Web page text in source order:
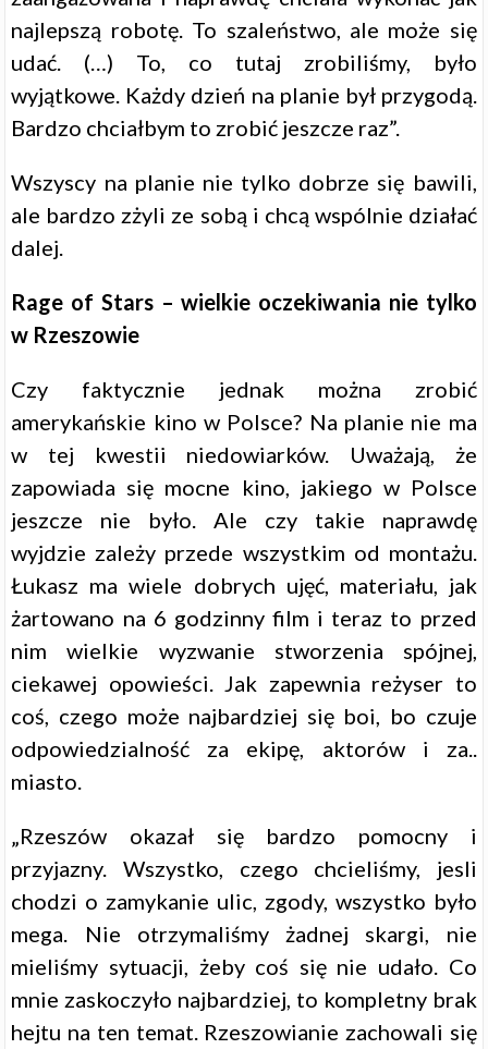
najlepszą robotę. To szaleństwo, ale może się
udać. (…) To, co tutaj zrobiliśmy, było
wyjątkowe. Każdy dzień na planie był przygodą.
Bardzo chciałbym to zrobić jeszcze raz”.
Wszyscy na planie nie tylko dobrze się bawili,
ale bardzo zżyli ze sobą i chcą wspólnie działać
dalej.
Rage of Stars – wielkie oczekiwania nie tylko
w Rzeszowie
Czy faktycznie jednak można zrobić
amerykańskie kino w Polsce? Na planie nie ma
w tej kwestii niedowiarków. Uważają, że
zapowiada się mocne kino, jakiego w Polsce
jeszcze nie było. Ale czy takie naprawdę
wyjdzie zależy przede wszystkim od montażu.
Łukasz ma wiele dobrych ujęć, materiału, jak
żartowano na 6 godzinny film i teraz to przed
nim wielkie wyzwanie stworzenia spójnej,
ciekawej opowieści. Jak zapewnia reżyser to
coś, czego może najbardziej się boi, bo czuje
odpowiedzialność za ekipę, aktorów i za..
miasto.
„Rzeszów okazał się bardzo pomocny i
przyjazny. Wszystko, czego chcieliśmy, jesli
chodzi o zamykanie ulic, zgody, wszystko było
mega. Nie otrzymaliśmy żadnej skargi, nie
mieliśmy sytuacji, żeby coś się nie udało. Co
mnie zaskoczyło najbardziej, to kompletny brak
hejtu na ten temat. Rzeszowianie zachowali się